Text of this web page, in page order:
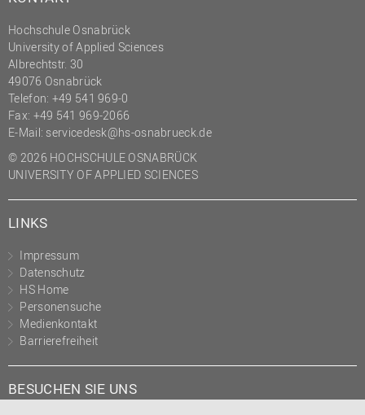
Hochschule Osnabrück
University of Applied Sciences
Albrechtstr. 30
49076 Osnabrück
Telefon: +49 541 969-0
Fax: +49 541 969-2066
E-Mail: servicedesk@hs-osnabrueck.de
© 2026 HOCHSCHULE OSNABRÜCK
UNIVERSITY OF APPLIED SCIENCES
LINKS
Impressum
Datenschutz
HS Home
Personensuche
Medienkontakt
Barrierefreiheit
BESUCHEN SIE UNS